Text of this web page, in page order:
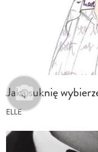
Jaką suknię
ELLE